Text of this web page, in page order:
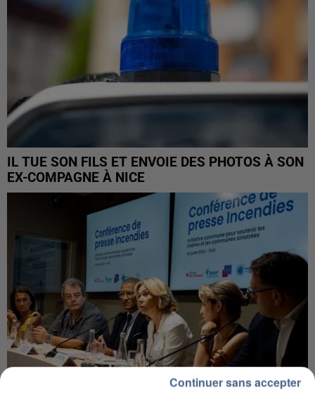
IL TUE SON FILS ET ENVOIE DES PHOTOS À SON
EX-COMPAGNE À NICE
Continuer sans accepter